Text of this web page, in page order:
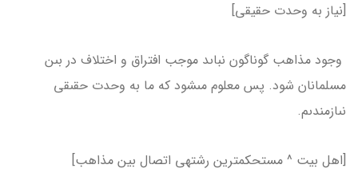
[نیاز به وحدت حقیقی]
وجود مذاهب گوناگون نباىد موجب افتراق و اختلاف در بىن
مسلمانان شود. پس معلوم مى­شود كه ما به وحدت حقىقى
نىازمندىم.
[اهل بیت ^ مستحکم­ترین رشته­ی اتصال بین مذاهب]